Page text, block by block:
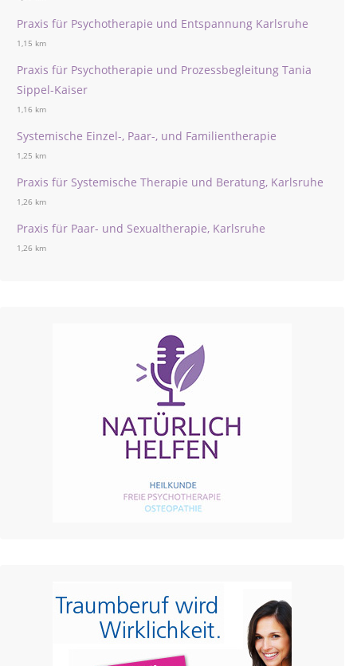
Praxis für Psychotherapie und Entspannung Karlsruhe
1,15 km
Praxis für Psychotherapie und Prozessbegleitung Tania
Sippel-Kaiser
1,16 km
Systemische Einzel-, Paar-, und Familientherapie
1,25 km
Praxis für Systemische Therapie und Beratung, Karlsruhe
1,26 km
Praxis für Paar- und Sexualtherapie, Karlsruhe
1,26 km